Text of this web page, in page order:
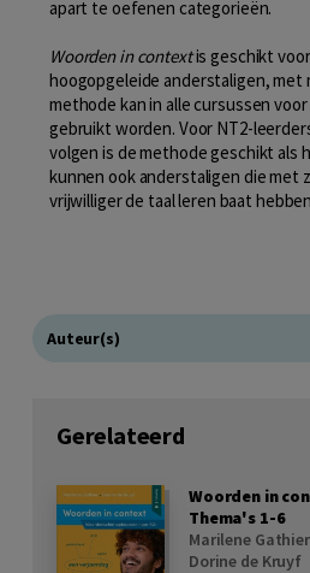
apart te oefenen categorieën.
Woorden in contextis geschikt
hoogopgeleide anderstaligen, met
methode kan in alle cursussen
gebruikt worden. Voor NT2-
volgen is de methode geschikt als
kunnen ook anderstaligen die met
vrijwilliger de taal leren baat
Auteur(s)
Gerelateerd
Woorden in
Thema's 1-6
Marilene Gathier
Dorine de Kruyf